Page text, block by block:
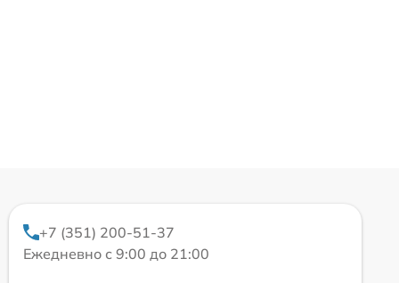
+7 (351) 200-51-37
Ежедневно с 9:00 до 21:00